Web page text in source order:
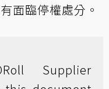
面臨停權處分。
Supplier